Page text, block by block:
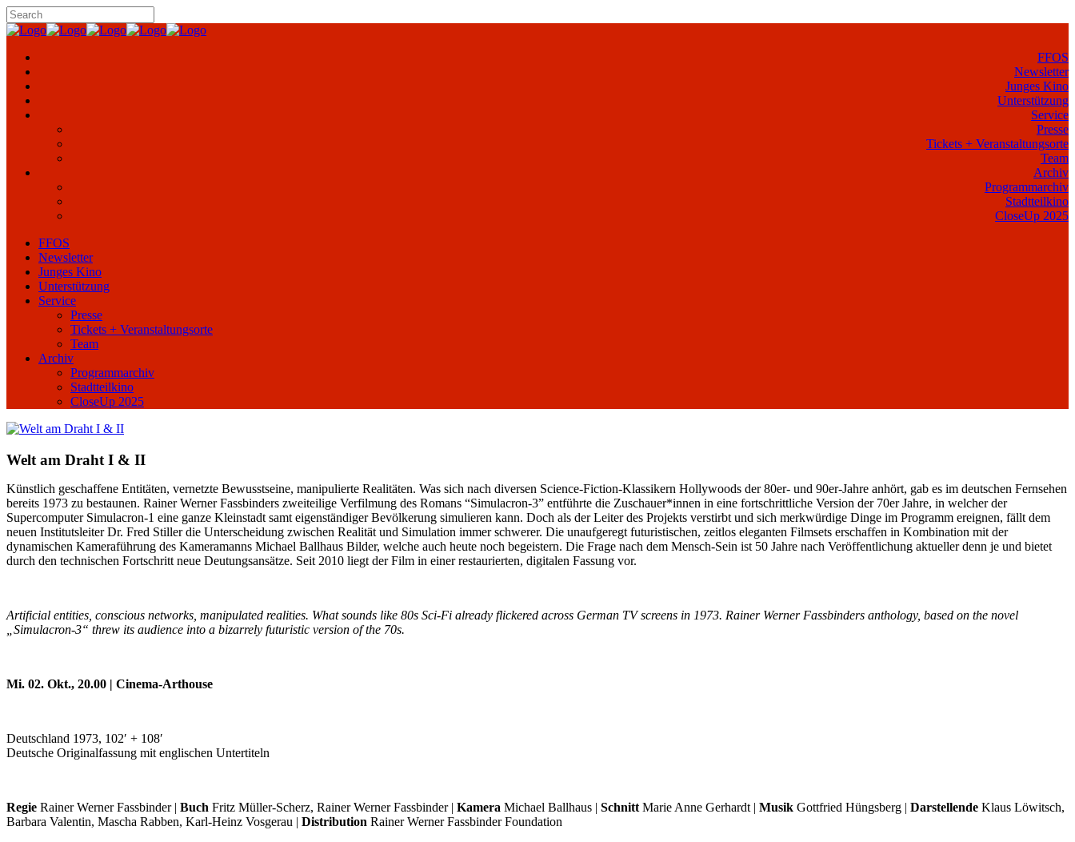
FFOS
Newsletter
Junges Kino
Unterstützung
Service
Presse
Tickets + Veranstaltungsorte
Team
Archiv
Programmarchiv
Stadtteilkino
CloseUp 2025
FFOS
Newsletter
Junges Kino
Unterstützung
Service
Presse
Tickets + Veranstaltungsorte
Team
Archiv
Programmarchiv
Stadtteilkino
CloseUp 2025
Welt am Draht I & II
Künstlich geschaffene Entitäten, vernetzte Bewusstseine, manipulierte Realitäten. Was sich nach diversen Science-Fiction-Klassikern Hollywoods der 80er- und 90er-Jahre anhört, gab es im deutschen Fernsehen
bereits 1973 zu bestaunen. Rainer Werner Fassbinders zweiteilige Verfilmung des Romans “Simulacron-3” entführte die Zuschauer*innen in eine fortschrittliche Version der 70er Jahre, in welcher der
Supercomputer Simulacron-1 eine ganze Kleinstadt samt eigenständiger Bevölkerung simulieren kann. Doch als der Leiter des Projekts verstirbt und sich merkwürdige Dinge im Programm ereignen, fällt dem
neuen Institutsleiter Dr. Fred Stiller die Unterscheidung zwischen Realität und Simulation immer schwerer. Die unaufgeregt futuristischen, zeitlos eleganten Filmsets erschaffen in Kombination mit der
dynamischen Kameraführung des Kameramanns Michael Ballhaus Bilder, welche auch heute noch begeistern. Die Frage nach dem Mensch-Sein ist 50 Jahre nach Veröffentlichung aktueller denn je und bietet
durch den technischen Fortschritt neue Deutungsansätze. Seit 2010 liegt der Film in einer restaurierten, digitalen Fassung vor.
Artificial entities, conscious networks, manipulated realities. What sounds like 80s Sci-Fi already flickered across German TV screens in 1973. Rainer Werner Fassbinders anthology, based on the novel
„Simulacron-3“ threw its audience into a bizarrely futuristic version of the 70s.
Mi. 02. Okt., 20.00 | Cinema-Arthouse
Deutschland 1973, 102′ + 108′
Deutsche Originalfassung mit englischen Untertiteln
Regie Rainer Werner Fassbinder | Buch Fritz Müller-Scherz, Rainer Werner Fassbinder | Kamera Michael Ballhaus | Schnitt Marie Anne Gerhardt | Musik Gottfried Hüngsberg | Darstellende Klaus Löwitsch,
Barbara Valentin, Mascha Rabben, Karl-Heinz Vosgerau | Distribution Rainer Werner Fassbinder Foundation